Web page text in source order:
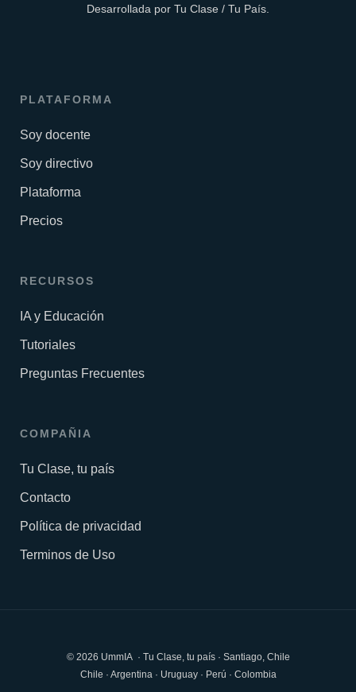
Desarrollada por Tu Clase / Tu País.
PLATAFORMA
Soy docente
Soy directivo
Plataforma
Precios
RECURSOS
IA y Educación
Tutoriales
Preguntas Frecuentes
COMPAÑIA
Tu Clase, tu país
Contacto
Política de privacidad
Terminos de Uso
© 2026 UmmIA · Tu Clase, tu país · Santiago, Chile
Chile · Argentina · Uruguay · Perú · Colombia